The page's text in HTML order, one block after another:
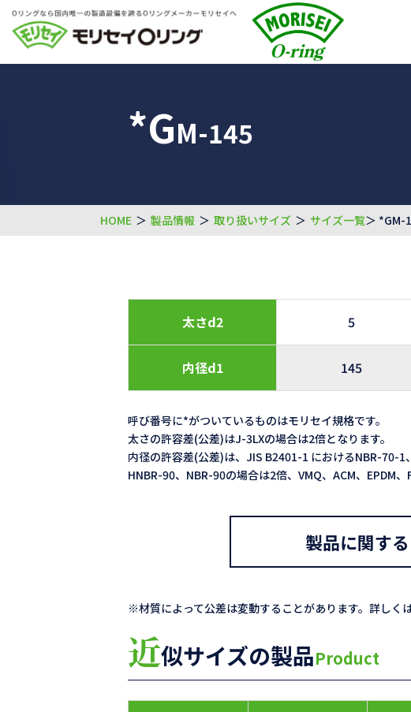
*GM-145
HOME ＞ 製品情報 ＞ 取り扱いサイズ ＞ サイズ一覧＞ *GM-
太さd2 5
内径d1 145
呼び番号に*がついているものはモリセイ規格です。
太さの許容差(公差)はJ-3LXの場合は2倍となります。
内径の許容差(公差)は、JIS B2401-1 におけるNBR-70-
HNBR-90、NBR-90の場合は2倍、VMQ、ACM、EPDM
製品に関す
※材質によって公差は変動することがあります。詳しく
近似サイズの製品Product